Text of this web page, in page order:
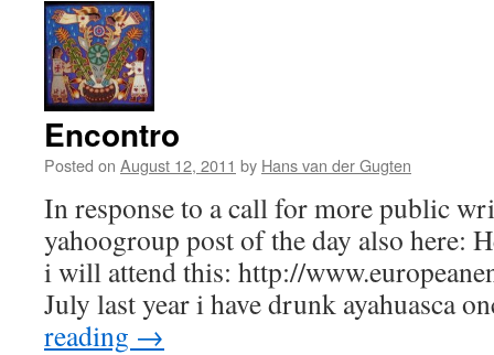
Encontro
Posted on August 12, 2011 by Hans van der Gugten
In response to a call for more public
yahoogroup post of the day also here:
i will attend this: http://
July last year i have drunk ayahuasca
reading →